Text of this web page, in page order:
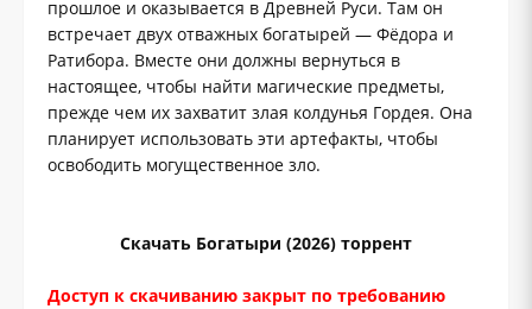
прошлое и оказывается в Древней Руси. Там он
встречает двух отважных богатырей — Фёдора и
Ратибора. Вместе они должны вернуться в
настоящее, чтобы найти магические предметы,
прежде чем их захватит злая колдунья Гордея. Она
планирует использовать эти артефакты, чтобы
освободить могущественное зло.
Скачать Богатыри (2026) торрент
Доступ к скачиванию закрыт по требованию